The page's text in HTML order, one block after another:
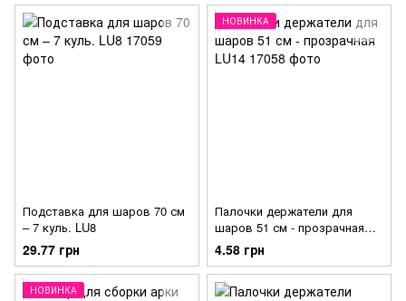
Подставка для шаров 70 см
– 7 куль. LU8
29.77 грн
НОВИНКА
Палочки держатели для
шаров 51 см - прозрачная
LU14
4.58 грн
НОВИНКА